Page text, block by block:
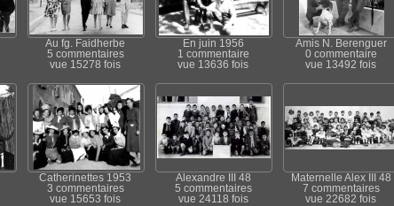
Au fg. Faidherbe
5 commentaires
vue 15278 fois
En juin 1956
1 commentaire
vue 13636 fois
Amis N. Berenguer
0 commentaire
vue 13492 fois
Catherinettes 1953
3 commentaires
vue 15653 fois
Alexandre III 48
5 commentaires
vue 24118 fois
Maternelle Alex III 48
7 commentaires
vue 22682 fois